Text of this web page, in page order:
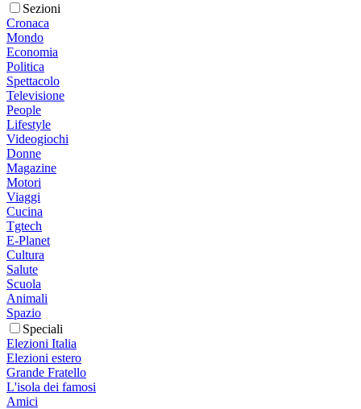
Sezioni
Cronaca
Mondo
Economia
Politica
Spettacolo
Televisione
People
Lifestyle
Videogiochi
Donne
Magazine
Motori
Viaggi
Cucina
Tgtech
E-Planet
Cultura
Salute
Scuola
Animali
Spazio
Speciali
Elezioni Italia
Elezioni estero
Grande Fratello
L'isola dei famosi
Amici